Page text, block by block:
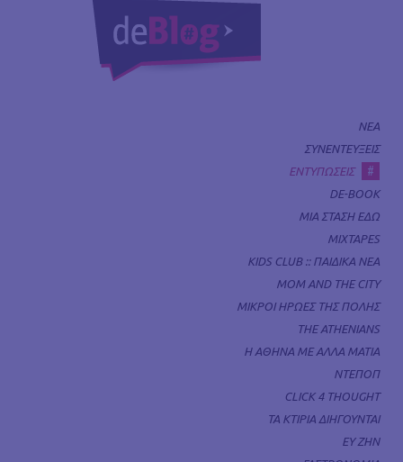
ΝΕΑ
ΣΥΝΕΝΤΕΥΞΕΙΣ
ΕΝΤΥΠΩΣΕΙΣ
#
DE-BOOK
ΜΙΑ ΣΤΑΣΗ ΕΔΩ
MIXTAPES
KIDS CLUB :: ΠΑΙΔΙΚΑ ΝΕΑ
MOM AND THE CITY
ΜΙΚΡΟΙ ΗΡΩΕΣ ΤΗΣ ΠΟΛΗΣ
THE ATHENIANS
Η ΑΘΗΝΑ ΜΕ ΑΛΛΑ ΜΑΤΙΑ
ΝΤΕΠΟΠ
CLICK 4 THOUGHT
ΤΑ ΚΤΙΡΙΑ ΔΙΗΓΟΥΝΤΑΙ
ΕΥ ΖΗΝ